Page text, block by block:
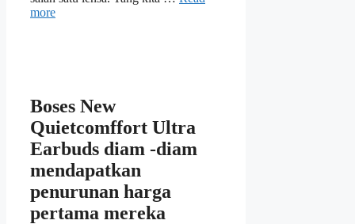
more
Boses New
Quietcomffort Ultra
Earbuds diam -diam
mendapatkan
penurunan harga
pertama mereka